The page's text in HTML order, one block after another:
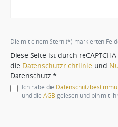
Die mit einem Stern (*) markierten
Diese Seite ist durch
die Datenschutzrichtlinie und
Datenschutz *
Ich habe die
und die AGB gelesen und bin mit